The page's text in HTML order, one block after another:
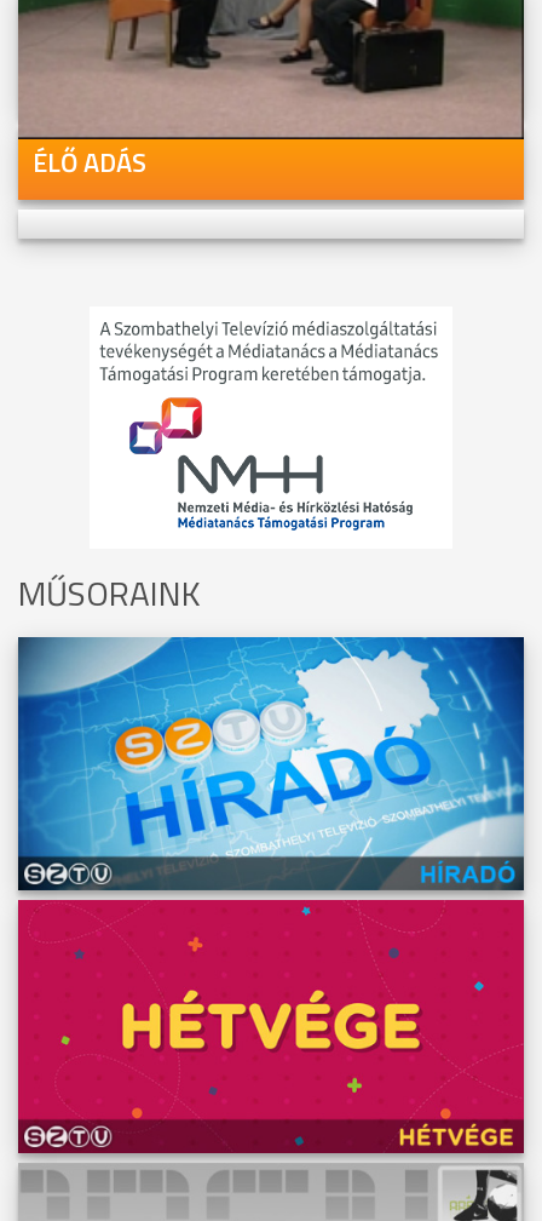
Videóink megtekinthetőek
Youtube-csatornánkon is!
ÉLŐ ADÁS
MŰSORAINK